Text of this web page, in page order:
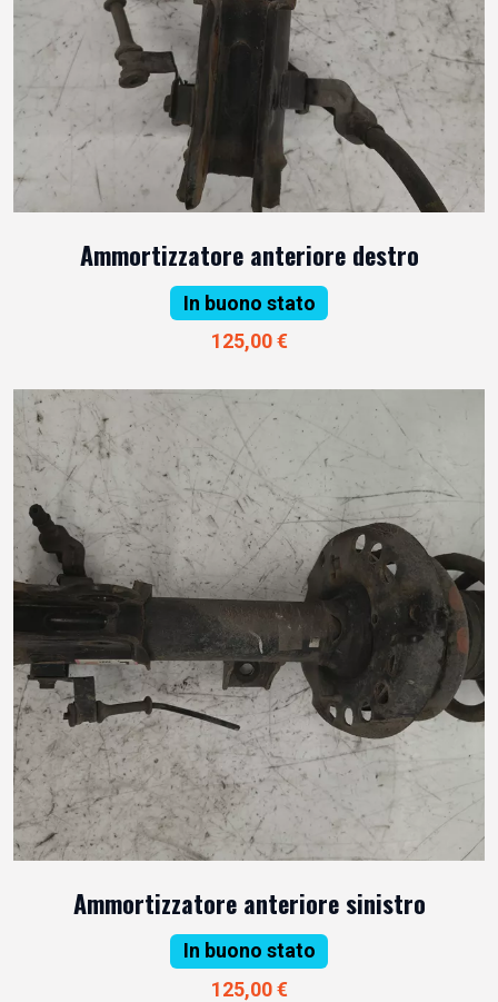
Ammortizzatore anteriore destro
In buono stato
125,00 €
Ammortizzatore anteriore sinistro
In buono stato
125,00 €